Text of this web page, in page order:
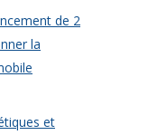
de 2
la
et